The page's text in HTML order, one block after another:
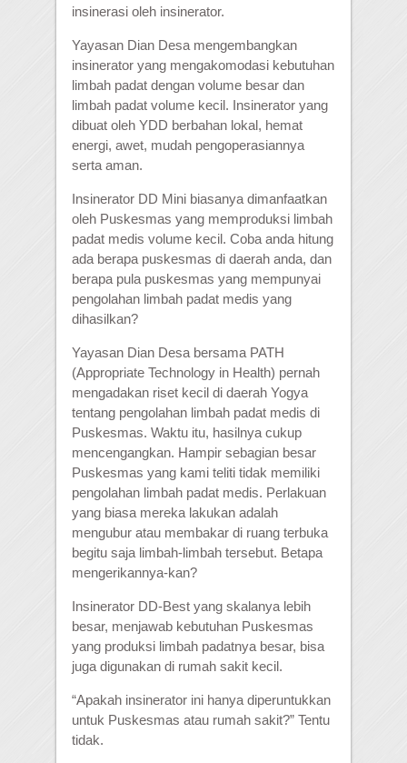
insinerasi oleh insinerator.
Yayasan Dian Desa mengembangkan
insinerator yang mengakomodasi kebutuhan
limbah padat dengan volume besar dan
limbah padat volume kecil. Insinerator yang
dibuat oleh YDD berbahan lokal, hemat
energi, awet, mudah pengoperasiannya
serta aman.
Insinerator DD Mini biasanya dimanfaatkan
oleh Puskesmas yang memproduksi limbah
padat medis volume kecil. Coba anda hitung
ada berapa puskesmas di daerah anda, dan
berapa pula puskesmas yang mempunyai
pengolahan limbah padat medis yang
dihasilkan?
Yayasan Dian Desa bersama PATH
(Appropriate Technology in Health) pernah
mengadakan riset kecil di daerah Yogya
tentang pengolahan limbah padat medis di
Puskesmas. Waktu itu, hasilnya cukup
mencengangkan. Hampir sebagian besar
Puskesmas yang kami teliti tidak memiliki
pengolahan limbah padat medis. Perlakuan
yang biasa mereka lakukan adalah
mengubur atau membakar di ruang terbuka
begitu saja limbah-limbah tersebut. Betapa
mengerikannya-kan?
Insinerator DD-Best yang skalanya lebih
besar, menjawab kebutuhan Puskesmas
yang produksi limbah padatnya besar, bisa
juga digunakan di rumah sakit kecil.
“Apakah insinerator ini hanya diperuntukkan
untuk Puskesmas atau rumah sakit?” Tentu
tidak.